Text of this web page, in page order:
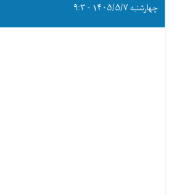
چهارشنبه ۱۴۰۵/۵/۷ - ۹:۳